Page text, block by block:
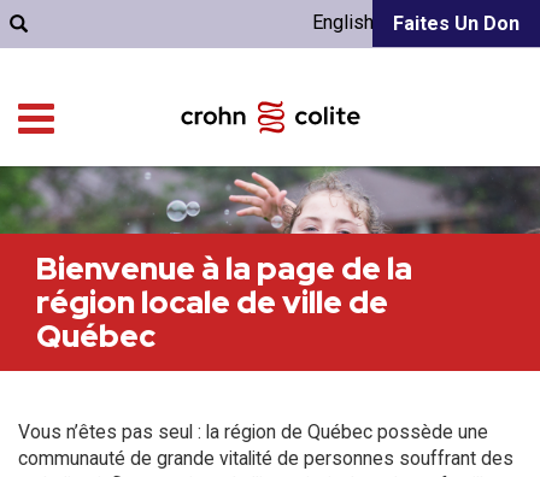
Faites Un Don
English
Bienvenue à la page de la
région locale de ville de
Québec
Vous n’êtes pas seul : la région de Québec possède une
communauté de grande vitalité de personnes souffrant des